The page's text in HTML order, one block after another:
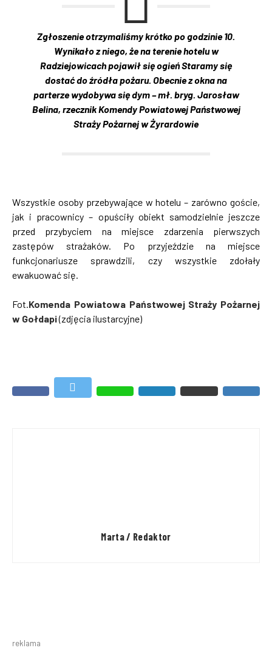
Zgłoszenie otrzymaliśmy krótko po godzinie 10.
Wynikało z niego, że na terenie hotelu w
Radziejowicach pojawił się ogień Staramy się
dostać do źródła pożaru. Obecnie z okna na
parterze wydobywa się dym – mł. bryg. Jarosław
Belina, rzecznik Komendy Powiatowej Państwowej
Straży Pożarnej w Żyrardowie
Wszystkie osoby przebywające w hotelu – zarówno goście,
jak i pracownicy – opuściły obiekt samodzielnie jeszcze
przed przybyciem na miejsce zdarzenia pierwszych
zastępów strażaków. Po przyjeździe na miejsce
funkcjonariusze sprawdzili, czy wszystkie zdołały
ewakuować się.
Fot.Komenda Powiatowa Państwowej Straży Pożarnej
w Gołdapi(zdjęcia ilustarcyjne)
Marta / Redaktor
reklama